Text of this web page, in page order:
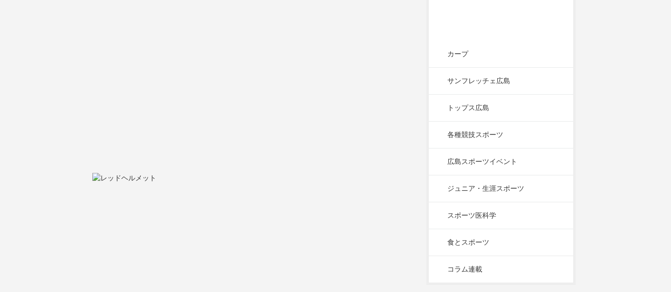
カープ
サンフレッチェ広島
トップス広島
各種競技スポーツ
広島スポーツイベント
ジュニア・生涯スポーツ
スポーツ医科学
食とスポーツ
コラム連載